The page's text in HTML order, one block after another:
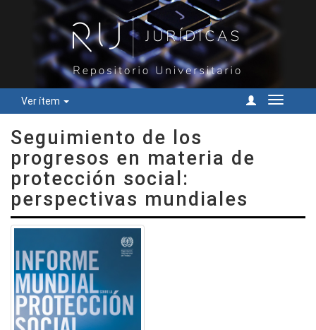
Ver ítem
Cambiar
Seguimiento de los
progresos en materia de
protección social:
perspectivas mundiales